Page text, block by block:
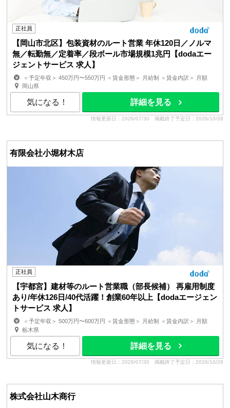
正社員
【岡山市北区】包装資材のルート営業 年休120日／ノルマ
無／転勤無／定着率／段ボール市場規模1兆円【dodaエー
ジェントサービス 求人】
＜予定年収＞ 450万円〜550万円 ＜賃金形態＞ 月給制 ＜賃金内訳＞ 月額
（基本給）：200,000円〜213,924円 固定残業手当/...
岡山県
気になる！ 詳細を見る
情報更新日：2026/07/30 掲載終了予定日：2026/10/28
有限会社小堀材木店
正社員
【宇都宮】建材等のルート営業職（部長候補） 再雇用制度
あり/年休126日/40代活躍！創業60年以上【dodaエージェン
トサービス 求人】
＜予定年収＞ 500万円〜600万円 ＜賃金形態＞ 月給制 ＜賃金内訳＞ 月額
（基本給）：300,000円〜344,200円 固定残業手当/...
栃木県
気になる！ 詳細を見る
情報更新日：2026/07/30 掲載終了予定日：2026/10/28
株式会社山木商行